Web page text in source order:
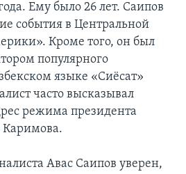
Ему было 26 лет. Саипов
события в Центральной
Кроме того, он был
популярного
языке «Сиёсат»
часто высказывал
режима президента
Каримова.
Аваc Саипов уверен,